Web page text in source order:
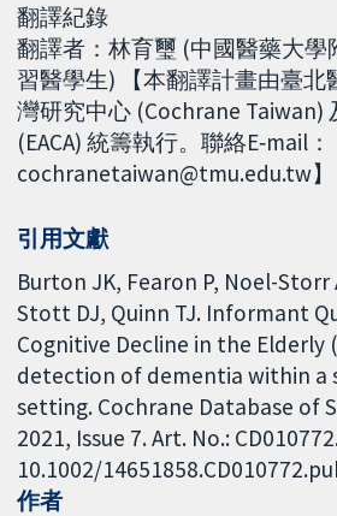
翻譯紀錄
翻譯者：林育璽 (中國醫藥大學
習醫學生) 【本翻譯計畫由臺北
灣研究中心 (Cochrane Taiwan)
(EACA) 統籌執行。聯絡E‐mail：
cochranetaiwan@tmu.edu.tw】
引用文獻
Burton JK, Fearon P, Noel-Storr
Stott DJ, Quinn TJ. Informant
Cognitive Decline in the Elderly
detection of dementia within a
setting. Cochrane Database of
2021, Issue 7. Art. No.:
10.1002/
作者